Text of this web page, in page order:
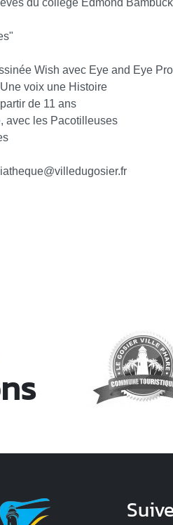
Wish avec Eye and Eye
voix une Histoire
de 11 ans
avec les Pacotilleuses
@villedugosier.fr